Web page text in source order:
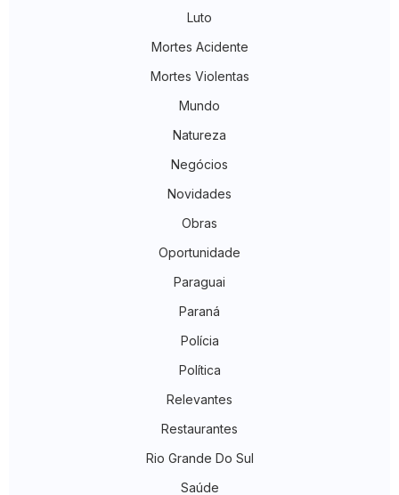
Luto
Mortes Acidente
Mortes Violentas
Mundo
Natureza
Negócios
Novidades
Obras
Oportunidade
Paraguai
Paraná
Polícia
Política
Relevantes
Restaurantes
Rio Grande Do Sul
Saúde